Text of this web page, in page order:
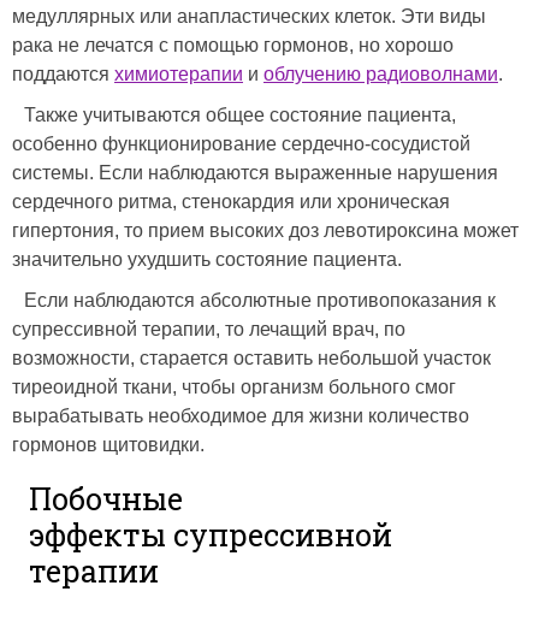
медуллярных или анапластических клеток. Эти виды
рака не лечатся с помощью гормонов, но хорошо
поддаются химиотерапии и облучению радиоволнами.
Также учитываются общее состояние пациента,
особенно функционирование сердечно-сосудистой
системы. Если наблюдаются выраженные нарушения
сердечного ритма, стенокардия или хроническая
гипертония, то прием высоких доз левотироксина может
значительно ухудшить состояние пациента.
Если наблюдаются абсолютные противопоказания к
супрессивной терапии, то лечащий врач, по
возможности, старается оставить небольшой участок
тиреоидной ткани, чтобы организм больного смог
вырабатывать необходимое для жизни количество
гормонов щитовидки.
Побочные
эффекты супрессивной
терапии